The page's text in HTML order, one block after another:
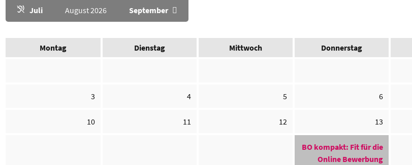
Juli August 2026 September
Montag Dienstag Mittwoch Donnerstag
3 4 5 6
10 11 12 13
BO kompakt: Fit für die
Online Bewerbung